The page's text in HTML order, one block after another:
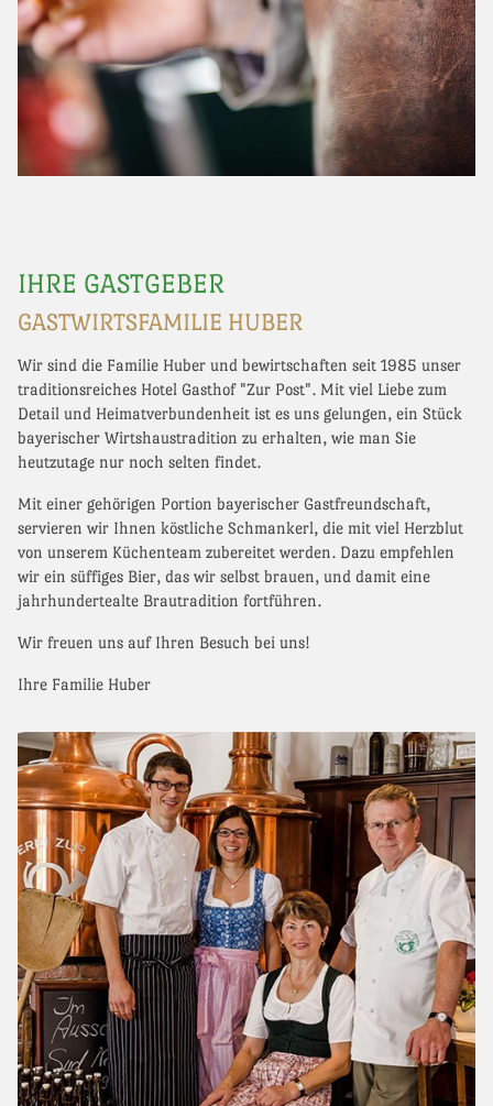
IHRE GASTGEBER
GASTWIRTSFAMILIE HUBER
Wir sind die Familie Huber und bewirtschaften seit 1985 unser
traditionsreiches Hotel Gasthof "Zur Post". Mit viel Liebe zum
Detail und Heimatverbundenheit ist es uns gelungen, ein Stück
bayerischer Wirtshaustradition zu erhalten, wie man Sie
heutzutage nur noch selten findet.
Mit einer gehörigen Portion bayerischer Gastfreundschaft,
servieren wir Ihnen köstliche Schmankerl, die mit viel Herzblut
von unserem Küchenteam zubereitet werden. Dazu empfehlen
wir ein süffiges Bier, das wir selbst brauen, und damit eine
jahrhundertealte Brautradition fortführen.
Wir freuen uns auf Ihren Besuch bei uns!
Ihre Familie Huber